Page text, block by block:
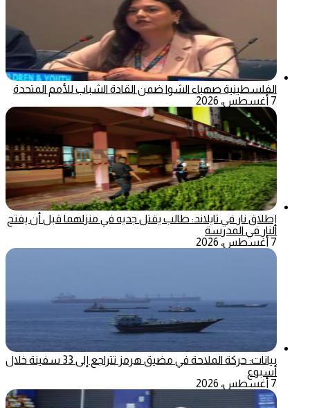
الفلسطينية صهباء الشوا ضمن القادة الشباب للأمم المتحدة
7 أغسطس، 2026
إطلاق نار في تايلاند: طالب يقتل جديه في منزلهما قبل أن يفتح
النار في المدرسة
7 أغسطس، 2026
بيانات: حركة الملاحة في مضيق هرمز تتراجع إلى 33 سفينة خلال
أسبوع
7 أغسطس، 2026